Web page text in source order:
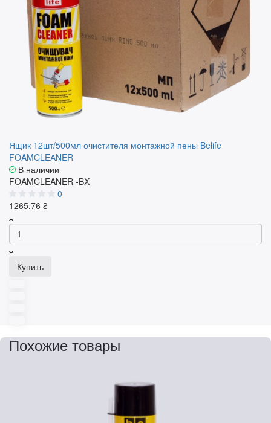
Ящик 12шт/500мл очистителя монтажной пены Belife
FOAMCLEАNER
В наличии
FOAMCLEANER -BX
0
1265.76 ₴
Купить
Похожие товары